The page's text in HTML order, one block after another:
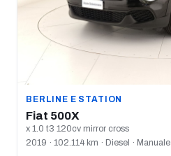
BERLINE E STATION
Fiat 500X
x 1.0 t3 120cv mirror cross
2019 · 102.114 km · Diesel · Manuale